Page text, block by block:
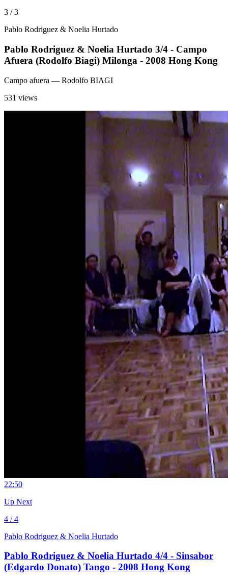
3 / 3
Pablo Rodriguez & Noelia Hurtado
Pablo Rodriguez & Noelia Hurtado 3/4 - Campo
Afuera (Rodolfo Biagi) Milonga - 2008 Hong Kong
Campo afuera — Rodolfo BIAGI
531 views
22:50
Up Next
4 / 4
Pablo Rodriguez & Noelia Hurtado
Pablo Rodriguez & Noelia Hurtado 4/4 - Sinsabor
(Edgardo Donato) Tango - 2008 Hong Kong